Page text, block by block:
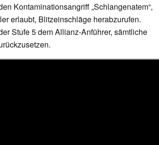
Kontaminationsangriff „Schlangenatem“,
erlaubt, Blitzeinschläge herabzurufen.
Stufe 5 dem Allianz-Anführer, sämtliche